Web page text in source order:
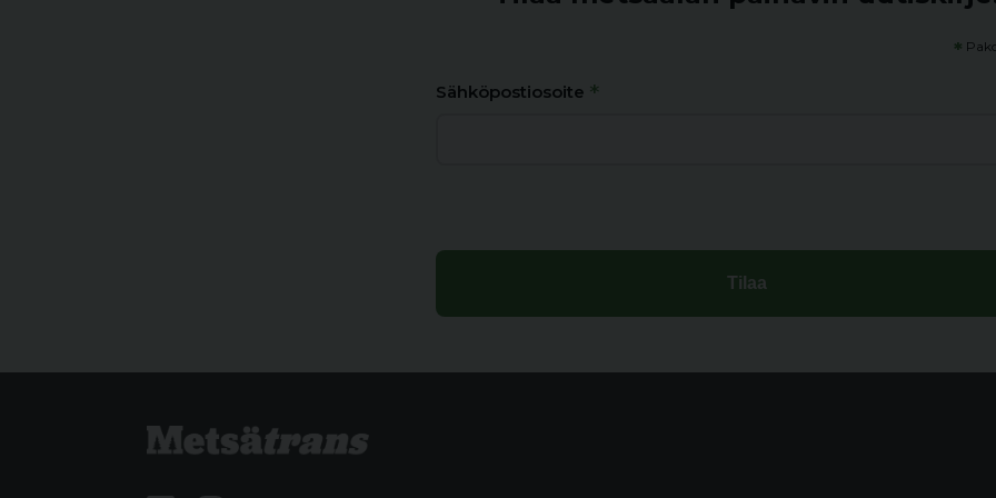
*
Sähköpostiosoite *